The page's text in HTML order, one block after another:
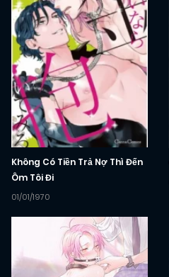
Không Có Tiền Trả Nợ Thì Đến
Ôm Tôi Đi
01/01/1970